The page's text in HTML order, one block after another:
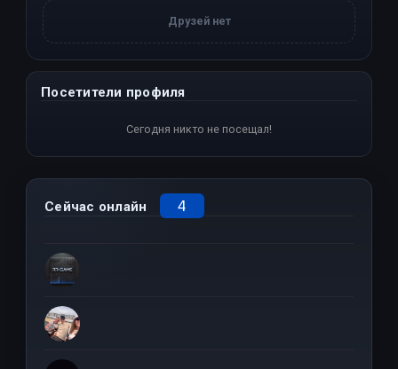
Друзей нет
Посетители профиля
Сегодня никто не посещал!
Сейчас онлайн 4